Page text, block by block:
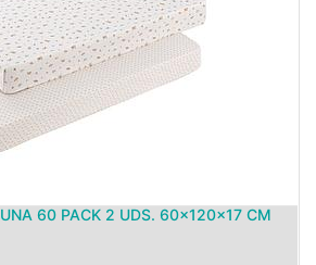
60 PACK 2 UDS. 60x120x17 CM